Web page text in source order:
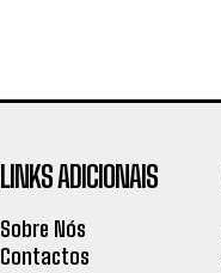
LINKS ADICIONAIS
Sobre Nós
Contactos